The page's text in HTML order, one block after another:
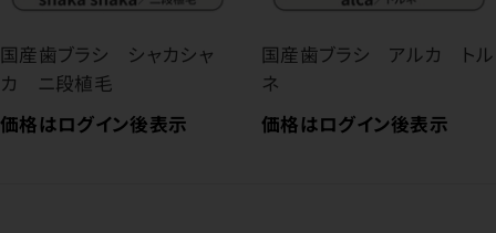
国産歯ブラシ シャカシャ
カ ニ段植毛
価格はログイン後表示
国産歯ブラシ アルカ トル
ネ
価格はログイン後表示